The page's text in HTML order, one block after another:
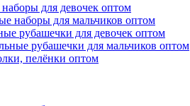
для девочек оптом
наборы для мальчиков оптом
рубашечки для девочек оптом
рубашечки для мальчиков оптом
пелёнки оптом